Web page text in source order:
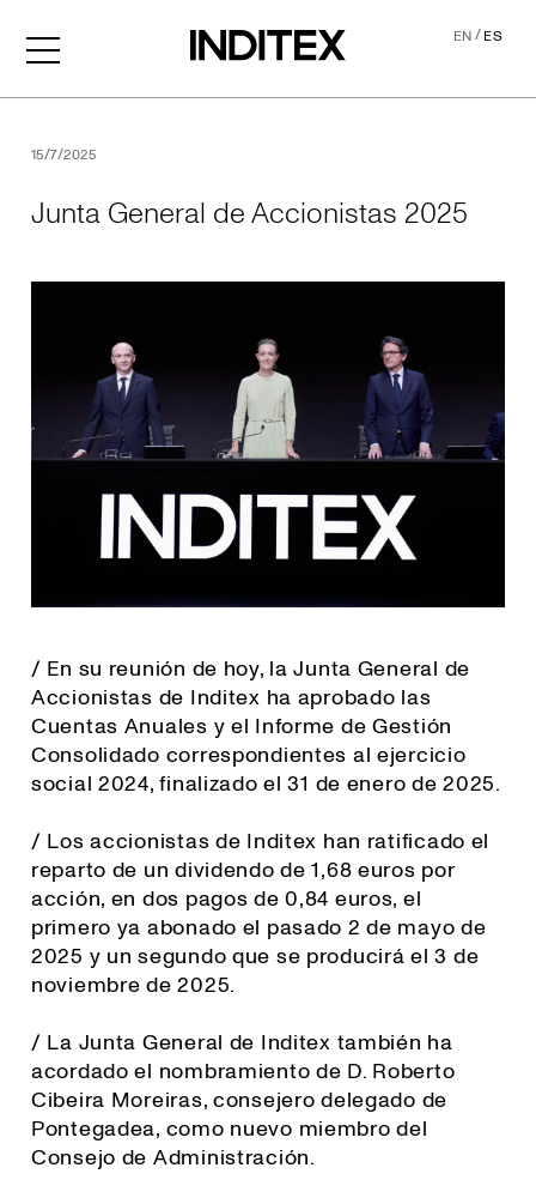
EN/ES
15/7/2025
Junta General de Accionistas 2025
/ En su reunión de hoy, la Junta General de
Accionistas de Inditex ha aprobado las
Cuentas Anuales y el Informe de Gestión
Consolidado correspondientes al ejercicio
social 2024, finalizado el 31 de enero de 2025.
/ Los accionistas de Inditex han ratificado el
reparto de un dividendo de 1,68 euros por
acción, en dos pagos de 0,84 euros, el
primero ya abonado el pasado 2 de mayo de
2025 y un segundo que se producirá el 3 de
noviembre de 2025.
/ La Junta General de Inditex también ha
acordado el nombramiento de D. Roberto
Cibeira Moreiras, consejero delegado de
Pontegadea, como nuevo miembro del
Consejo de Administración.